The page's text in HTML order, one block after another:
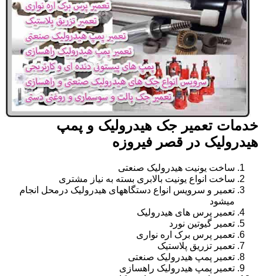
خدمات تعمیر جک هیدرولیک و پمپ
هیدرولیک در قصر فیروزه
ساخت یونیت هیدرولیک صنعتی
ساخت انواع یونیت بالابری بسته به نیاز مشتری
تعمیر و سرویس انواع دستگاههای هیدرولیک درمحل انجام
میشود
تعمیر پرس های هیدرولیک
تعمیر گیوتین نورد
تعمیر پرس برک اره نواری
تعمیر تزریق پلاستیک
تعمیر پمپ هیدرولیک صنعتی
تعمیر پمپ هیدرولیک راهسازی